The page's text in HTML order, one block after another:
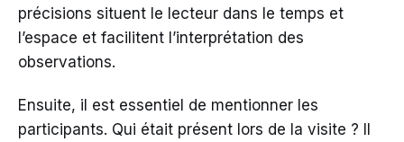
précisions situent le lecteur dans le temps et
l’espace et facilitent l’interprétation des
observations.
Ensuite, il est essentiel de mentionner les
participants. Qui était présent lors de la visite ? Il